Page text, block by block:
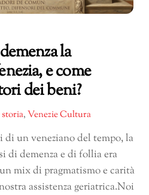
la
e come
dei beni?
storia,Venezie Cultura
di un veneziano del tempo, la
di demenza e di follia era
mix di pragmatismo e carità
assistenza geriatrica.Noi